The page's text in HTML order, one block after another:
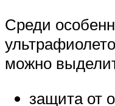
Среди
можно
защита от